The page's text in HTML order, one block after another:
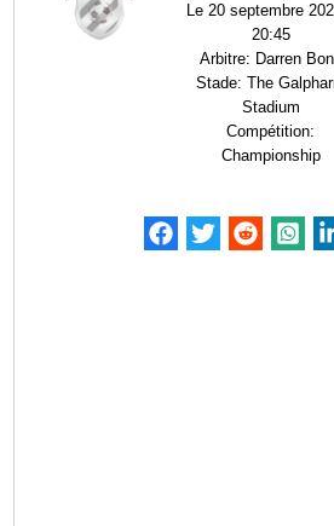
Le 20 septembre
20:45
Arbitre: Darren
Stade: The
Stadium
Compétition:
Championship